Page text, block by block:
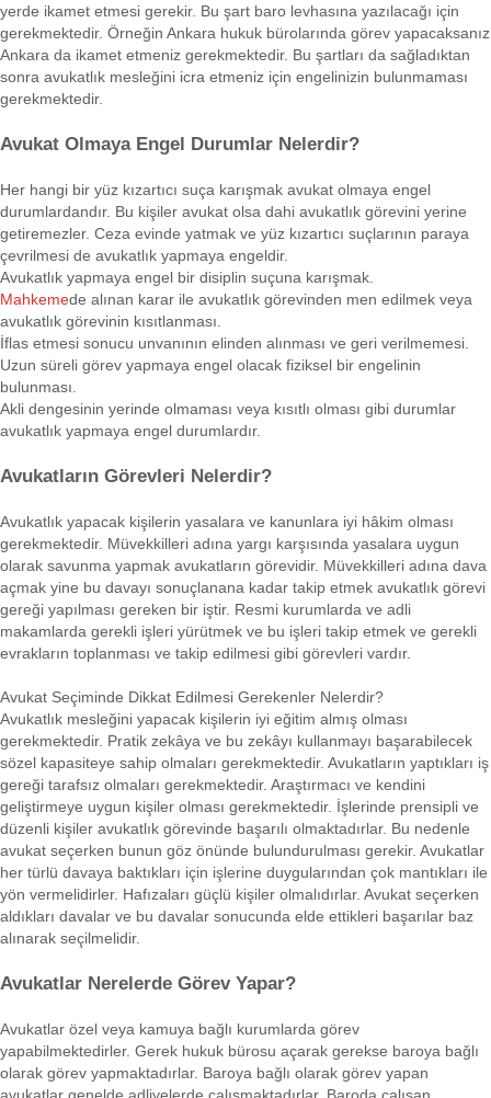
yerde ikamet etmesi gerekir. Bu şart baro levhasına yazılacağı için
gerekmektedir. Örneğin Ankara hukuk bürolarında görev yapacaksanız
Ankara da ikamet etmeniz gerekmektedir. Bu şartları da sağladıktan
sonra avukatlık mesleğini icra etmeniz için engelinizin bulunmaması
gerekmektedir.
Avukat Olmaya Engel Durumlar Nelerdir?
Her hangi bir yüz kızartıcı suça karışmak avukat olmaya engel
durumlardandır. Bu kişiler avukat olsa dahi avukatlık görevini yerine
getiremezler. Ceza evinde yatmak ve yüz kızartıcı suçlarının paraya
çevrilmesi de avukatlık yapmaya engeldir.
Avukatlık yapmaya engel bir disiplin suçuna karışmak.
Mahkemede alınan karar ile avukatlık görevinden men edilmek veya
avukatlık görevinin kısıtlanması.
İflas etmesi sonucu unvanının elinden alınması ve geri verilmemesi.
Uzun süreli görev yapmaya engel olacak fiziksel bir engelinin
bulunması.
Akli dengesinin yerinde olmaması veya kısıtlı olması gibi durumlar
avukatlık yapmaya engel durumlardır.
Avukatların Görevleri Nelerdir?
Avukatlık yapacak kişilerin yasalara ve kanunlara iyi hâkim olması
gerekmektedir. Müvekkilleri adına yargı karşısında yasalara uygun
olarak savunma yapmak avukatların görevidir. Müvekkilleri adına dava
açmak yine bu davayı sonuçlanana kadar takip etmek avukatlık görevi
gereği yapılması gereken bir iştir. Resmi kurumlarda ve adli
makamlarda gerekli işleri yürütmek ve bu işleri takip etmek ve gerekli
evrakların toplanması ve takip edilmesi gibi görevleri vardır.
Avukat Seçiminde Dikkat Edilmesi Gerekenler Nelerdir?
Avukatlık mesleğini yapacak kişilerin iyi eğitim almış olması
gerekmektedir. Pratik zekâya ve bu zekâyı kullanmayı başarabilecek
sözel kapasiteye sahip olmaları gerekmektedir. Avukatların yaptıkları iş
gereği tarafsız olmaları gerekmektedir. Araştırmacı ve kendini
geliştirmeye uygun kişiler olması gerekmektedir. İşlerinde prensipli ve
düzenli kişiler avukatlık görevinde başarılı olmaktadırlar. Bu nedenle
avukat seçerken bunun göz önünde bulundurulması gerekir. Avukatlar
her türlü davaya baktıkları için işlerine duygularından çok mantıkları ile
yön vermelidirler. Hafızaları güçlü kişiler olmalıdırlar. Avukat seçerken
aldıkları davalar ve bu davalar sonucunda elde ettikleri başarılar baz
alınarak seçilmelidir.
Avukatlar Nerelerde Görev Yapar?
Avukatlar özel veya kamuya bağlı kurumlarda görev
yapabilmektedirler. Gerek hukuk bürosu açarak gerekse baroya bağlı
olarak görev yapmaktadırlar. Baroya bağlı olarak görev yapan
avukatlar genelde adliyelerde çalışmaktadırlar. Baroda çalışan